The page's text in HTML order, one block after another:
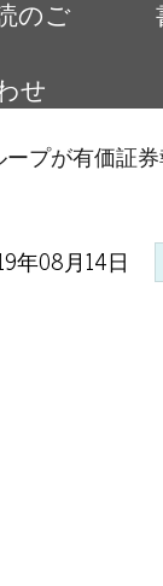
のご
せ
プが有価証
年08月14日